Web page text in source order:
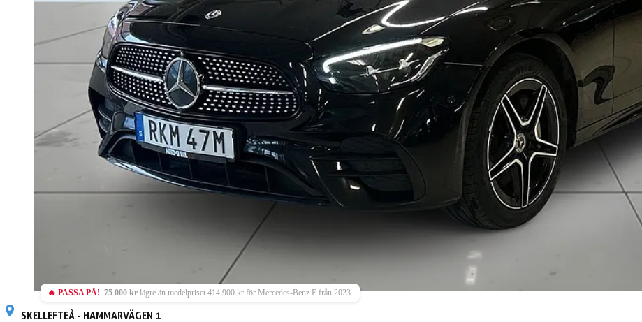
🔥 PASSA PÅ! 75 000 kr lägre än medelpriset 414 900 kr för Mercedes-Benz E från 2023.
SKELLEFTEÅ - HAMMARVÄGEN 1